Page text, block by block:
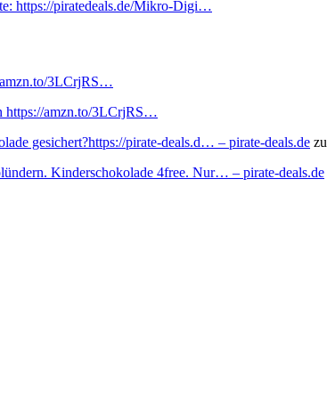
https://piratedeals.de/Mikro-Digi…
amzn.to/3LCrjRS…
https://amzn.to/3LCrjRS…
gesichert?https://pirate-deals.d… – pirate-deals.de zu
Kinderschokolade 4free. Nur… – pirate-deals.de